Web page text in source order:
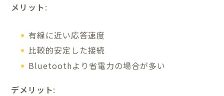
メリット:
有線に近い応答速度
比較的安定した接続
Bluetoothより省電力の場合が多い
デメリット: